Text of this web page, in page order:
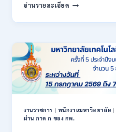
กพ.
สมัคร
17
–
28
สิงหาคม
2569
อ่านรายละเอียด สำนักงาน
จังหวัด
กรม
ส่ง
เสริม
สหกรณ์
เปิด
รับ
พนักงาน
ราชการ
งานราชการ | พนักงานมหาวิทยาลัย |
ผ่าน ภาค ก ของ กพ.